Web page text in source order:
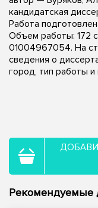
кандидатская
Работа
Объем работы: 172
01004967054. На
сведения о
город, тип работы
Рекомендуемые